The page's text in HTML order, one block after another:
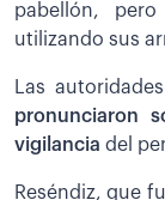
pabellón,
utilizando sus
Las
pronunciaron
vigilancia del
Reséndiz, que